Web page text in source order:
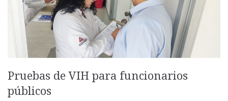
Pruebas de VIH para funcionarios
públicos